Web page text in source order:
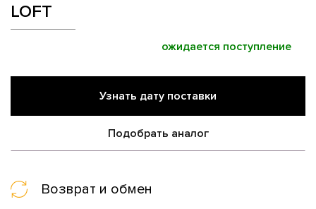
LOFT
ожидается поступление
Узнать дату поставки
Подобрать аналог
Возврат и обмен